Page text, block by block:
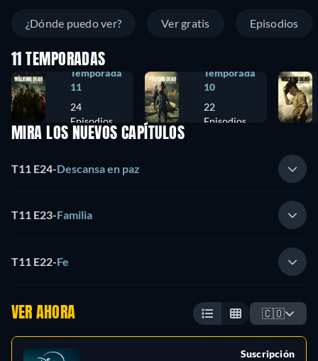
¿Dónde puedo ver? Ver gratis Episodios
11 TEMPORADAS
Temporada
11
24
Episodios
Temporada
10
22
Episodios
MIRA LOS NUEVOS CAPÍTULOS
T11 E24-Descansa en paz
T11 E23-Familia
T11 E22-Fe
VER AHORA 🇨🇴
Suscripción